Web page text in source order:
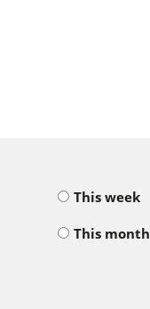
This week
This month